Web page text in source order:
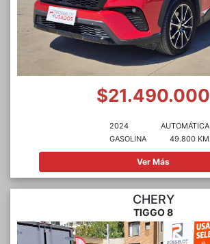
$21.490.000
2024
GASOLINA
AUTOMÁTICA
49.800 KM
Ver Más
CHERY
TIGGO 8